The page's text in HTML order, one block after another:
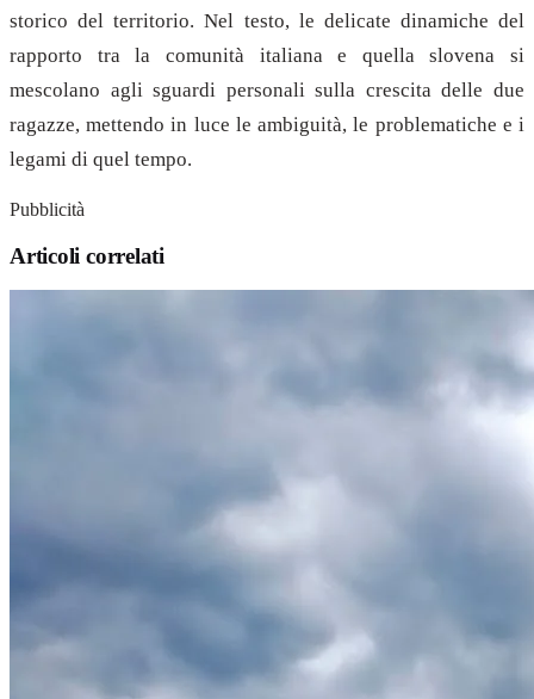
storico del territorio. Nel testo, le delicate dinamiche del
rapporto tra la comunità italiana e quella slovena si
mescolano agli sguardi personali sulla crescita delle due
ragazze, mettendo in luce le ambiguità, le problematiche e i
legami di quel tempo.
Pubblicità
Articoli correlati